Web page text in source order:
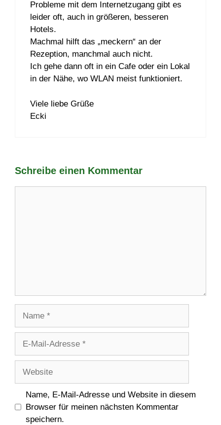
Probleme mit dem Internetzugang gibt es
leider oft, auch in größeren, besseren
Hotels.
Machmal hilft das „meckern“ an der
Rezeption, manchmal auch nicht.
Ich gehe dann oft in ein Cafe oder ein Lokal
in der Nähe, wo WLAN meist funktioniert.
Viele liebe Grüße
Ecki
Schreibe einen Kommentar
Adresse
Name, E-Mail-Adresse und Website in diesem
Browser für meinen nächsten Kommentar
speichern.